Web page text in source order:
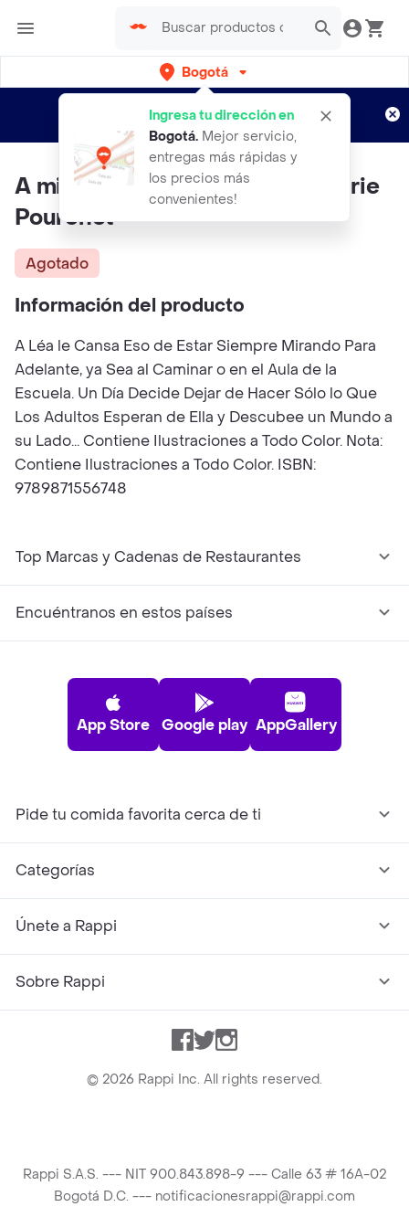
Bogotá
Ingresa tu dirección en
Bogotá. Mejor servicio,
entregas más rápidas y
los precios más
convenientes!
envíos gratis por semanas
Aplican TyC
A mi Lado - Anne Mulpas Marjorie
Pourchet
Agotado
Información del producto
A Léa le Cansa Eso de Estar Siempre Mirando Para
Adelante, ya Sea al Caminar o en el Aula de la
Escuela. Un Día Decide Dejar de Hacer Sólo lo Que
Los Adultos Esperan de Ella y Descubee un Mundo a
su Lado... Contiene Ilustraciones a Todo Color. Nota:
Contiene Ilustraciones a Todo Color. ISBN:
9789871556748
Top Marcas y Cadenas de Restaurantes
Encuéntranos en estos países
App Store Google play AppGallery
Pide tu comida favorita cerca de ti
Categorías
Únete a Rappi
Sobre Rappi
Facebook
TwitterInstagram
© 2026 Rappi Inc. All rights reserved.
Rappi S.A.S. --- NIT 900.843.898-9 --- Calle 63 # 16A-02
Bogotá D.C. --- notificacionesrappi@rappi.com